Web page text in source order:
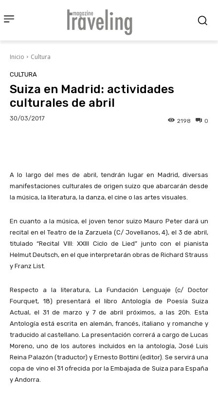
Inicio Cultura
CULTURA
Suiza en Madrid: actividades
culturales de abril
30/03/2017 0
2198
A lo largo del mes de abril, tendrán lugar en Madrid, diversas
manifestaciones culturales de origen suizo que abarcarán desde
la música, la literatura, la danza, el cine o las artes visuales.
En cuanto a la música, el joven tenor suizo Mauro Peter dará un
recital en el Teatro de la Zarzuela (C/ Jovellanos, 4), el 3 de abril,
titulado “Recital VIII: XXIII Ciclo de Lied” junto con el pianista
Helmut Deutsch, en el que interpretarán obras de Richard Strauss
y Franz List.
Respecto a la literatura, La Fundación Lenguaje (c/ Doctor
Fourquet, 18) presentará el libro Antología de Poesía Suiza
Actual, el 31 de marzo y 7 de abril próximos, a las 20h. Esta
Antología está escrita en alemán, francés, italiano y romanche y
traducido al castellano. La presentación correrá a cargo de Lucas
Moreno, uno de los autores incluidos en la antología, José Luis
Reina Palazón (traductor) y Ernesto Bottini (editor). Se servirá una
copa de vino el 31 ofrecida por la Embajada de Suiza para España
y Andorra.